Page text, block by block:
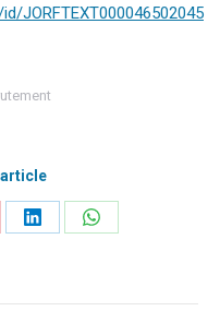
JORFTEXT000046502045
PartagerPartager